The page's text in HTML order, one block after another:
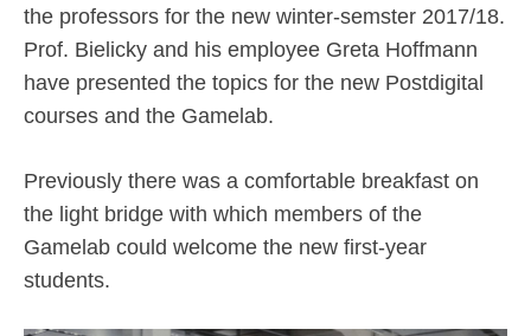
the professors for the new winter-semster 2017/18.
Prof. Bielicky and his employee Greta Hoffmann
have presented the topics for the new Postdigital
courses and the Gamelab.
Previously there was a comfortable breakfast on
the light bridge with which members of the
Gamelab could welcome the new first-year
students.